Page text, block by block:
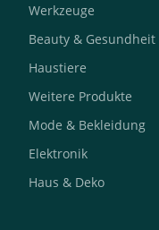
Werkzeuge
Beauty & Gesundheit
Haustiere
Weitere Produkte
Mode & Bekleidung
Elektronik
Haus & Deko